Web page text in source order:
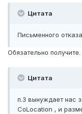
Цитата
Письменного
Обязательно получите.
Цитата
п.3 вынуждает нас
CoLocation , и